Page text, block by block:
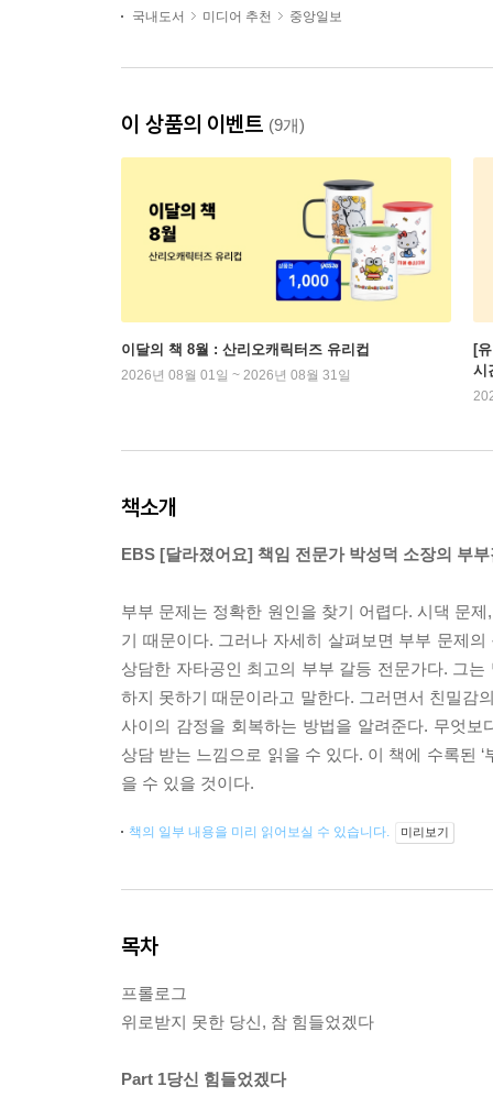
국내도서 미디어 추천 중앙일보
이 상품의 이벤트 (9개)
이달의 책 8월 : 산리오캐릭터즈 유리컵
2026년 08월 01일 ~ 2026년 08월 31일
[
시
책소개
EBS [달라졌어요] 책임 전문가 박성덕 소장의 부
부부 문제는 정확한 원인을 찾기 어렵다. 시댁 문
기 때문이다. 그러나 자세히 살펴보면 부부 문제
상담한 자타공인 최고의 부부 갈등 전문가다. 그
하지 못하기 때문이라고 말한다. 그러면서 친밀감
사이의 감정을 회복하는 방법을 알려준다. 무엇
상담 받는 느낌으로 읽을 수 있다. 이 책에 수록된
을 수 있을 것이다.
책의 일부 내용을 미리 읽어보실 수 있습니다. 미리보기
목차
프롤로그
위로받지 못한 당신, 참 힘들었겠다
Part 1당신 힘들었겠다